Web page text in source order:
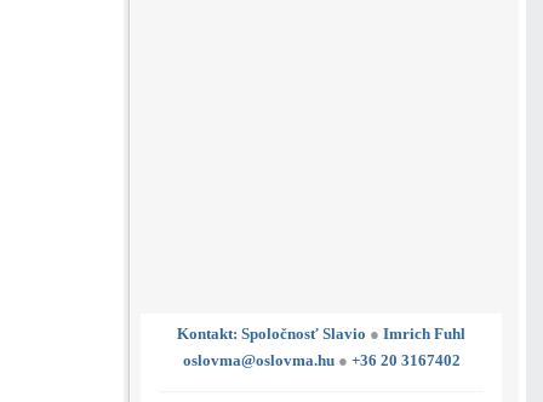
Kontakt: Spoločnosť Slavio ● Imrich Fuhl
oslovma@oslovma.hu ● +36 20 3167402